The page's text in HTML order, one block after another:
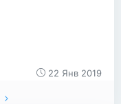
22 Янв 2019